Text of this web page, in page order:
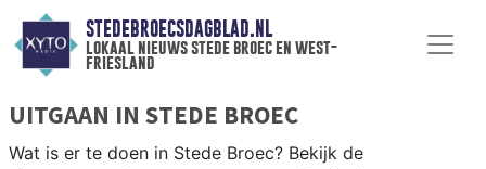
STEDEBROECSDAGBLAD.NL
lokaal nieuws stede broec en west-
friesland
UITGAAN IN STEDE BROEC
Wat is er te doen in Stede Broec? Bekijk de